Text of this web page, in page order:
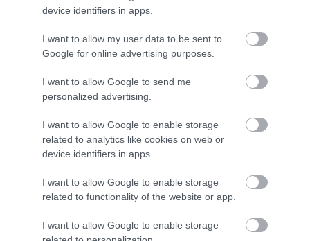
device identifiers in apps.
I want to allow my user data to be sent to
Google for online advertising purposes.
I want to allow Google to send me
personalized advertising.
I want to allow Google to enable storage
related to analytics like cookies on web or
device identifiers in apps.
I want to allow Google to enable storage
related to functionality of the website or app.
I want to allow Google to enable storage
KIRÁNDULÁS A RAVAZDI
APÁTSÁG HABOS OLDALÁRA
A JÉG ALATT NEM ÜRESSÉG
HÚZÓDIK KELET-ANTARKTISZ
2026-06-24